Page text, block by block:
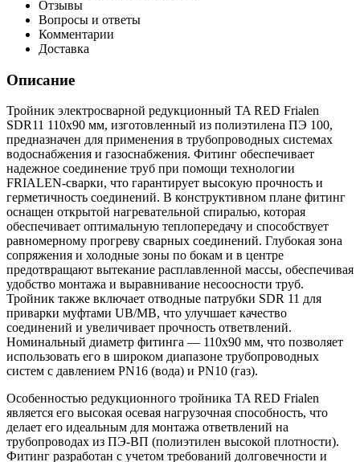
Отзывы
Вопросы и ответы
Комментарии
Доставка
Описание
Тройник электросварной редукционный TA RED Frialen
SDR11 110х90 мм, изготовленный из полиэтилена ПЭ 100,
предназначен для применения в трубопроводных системах
водоснабжения и газоснабжения. Фитинг обеспечивает
надежное соединение труб при помощи технологии
FRIALEN-сварки, что гарантирует высокую прочность и
герметичность соединений. В конструктивном плане фитинг
оснащен открытой нагревательной спиралью, которая
обеспечивает оптимальную теплопередачу и способствует
равномерному прогреву сварных соединений. Глубокая зона
сопряжения и холодные зоны по бокам и в центре
предотвращают вытекание расплавленной массы, обеспечивая
удобство монтажа и выравнивание несоосности труб.
Тройник также включает отводные патрубки SDR 11 для
приварки муфтами UB/MB, что улучшает качество
соединений и увеличивает прочность ответвлений.
Номинальный диаметр фитинга — 110х90 мм, что позволяет
использовать его в широком диапазоне трубопроводных
систем с давлением PN16 (вода) и PN10 (газ).
Особенностью редукционного тройника TA RED Frialen
является его высокая осевая нагрузочная способность, что
делает его идеальным для монтажа ответвлений на
трубопроводах из ПЭ-ВП (полиэтилен высокой плотности).
Фитинг разработан с учетом требований долговечности и